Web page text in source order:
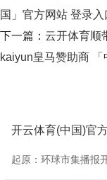
国」官方网站 登录入
下一篇： 云开体育顺
kaiyun皇马赞助商